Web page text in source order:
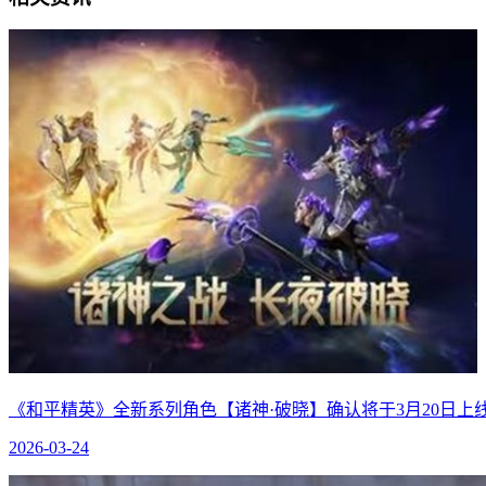
《和平精英》全新系列角色【诸神·破晓】确认将于3月20日上
2026-03-24